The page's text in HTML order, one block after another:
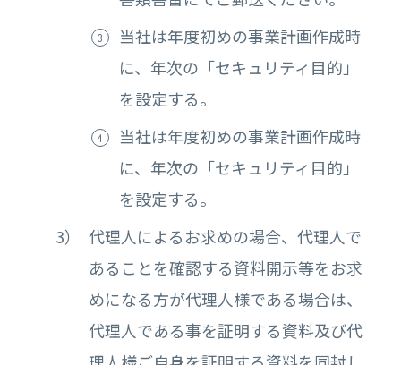
当社は年度初めの事業計画作成時
に、年次の「セキュリティ目的」
を設定する。
当社は年度初めの事業計画作成時
に、年次の「セキュリティ目的」
を設定する。
代理人によるお求めの場合、代理人で
あることを確認する資料開示等をお求
めになる方が代理人様である場合は、
代理人である事を証明する資料及び代